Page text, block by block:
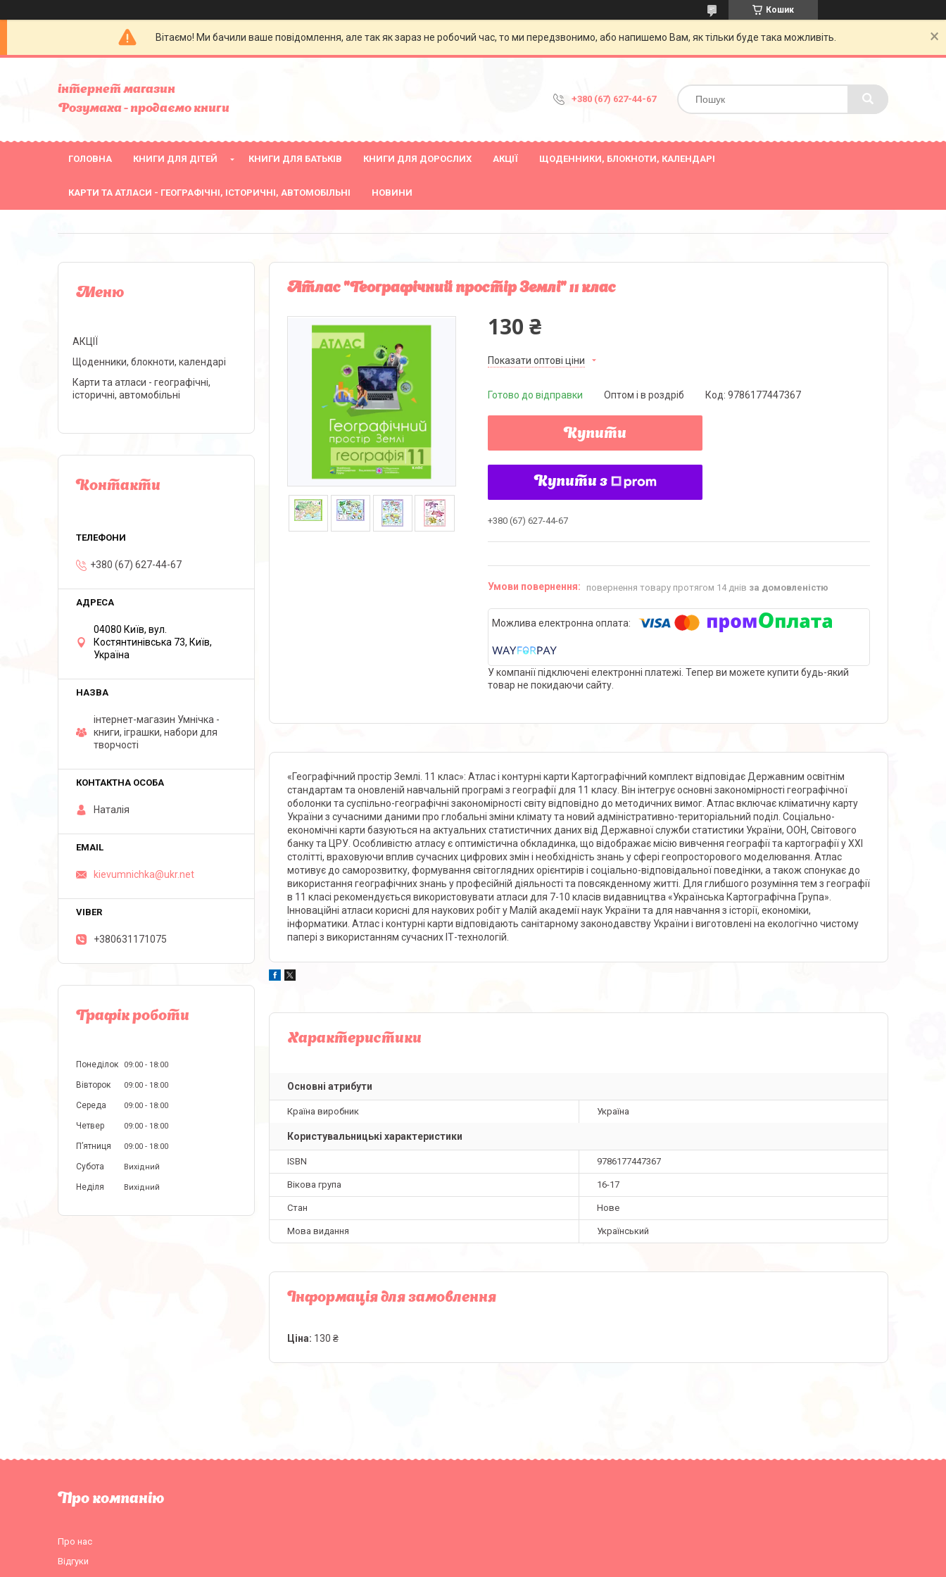
Кошик
Вітаємо! Ми бачили ваше повідомлення, але так як зараз не робочий час, то ми передзвонимо, або напишемо Вам, як тільки буде така можливіть.
інтернет магазин
Розумаха - продаємо книги
+380 (67) 627-44-67
ГОЛОВНА КНИГИ ДЛЯ ДІТЕЙ КНИГИ ДЛЯ БАТЬКІВ КНИГИ ДЛЯ ДОРОСЛИХ АКЦІЇ ЩОДЕННИКИ, БЛОКНОТИ, КАЛЕНДАРІ
КАРТИ ТА АТЛАСИ - ГЕОГРАФІЧНІ, ІСТОРИЧНІ, АВТОМОБІЛЬНІ НОВИНИ
Атлас "Географічний простір Землі" 11 клас
130 ₴
Показати оптові ціни
Готово до відправки Оптом і в роздріб Код: 9786177447367
Купити
Купити з
+380 (67) 627-44-67
повернення товару протягом 14 днів за домовленістю
У компанії підключені електронні платежі. Тепер ви можете купити будь-який
товар не покидаючи сайту.
«Географічний простір Землі. 11 клас»: Атлас і контурні карти Картографічний комплект відповідає Державним освітнім
стандартам та оновленій навчальній програмі з географії для 11 класу. Він інтегрує основні закономірності географічної
оболонки та суспільно-географічні закономірності світу відповідно до методичних вимог. Атлас включає кліматичну карту
України з сучасними даними про глобальні зміни клімату та новий адміністративно-територіальний поділ. Соціально-
економічні карти базуються на актуальних статистичних даних від Державної служби статистики України, ООН, Світового
банку та ЦРУ. Особливістю атласу є оптимістична обкладинка, що відображає місію вивчення географії та картографії у ХХІ
столітті, враховуючи вплив сучасних цифрових змін і необхідність знань у сфері геопросторового моделювання. Атлас
мотивує до саморозвитку, формування світоглядних орієнтирів і соціально-відповідальної поведінки, а також спонукає до
використання географічних знань у професійній діяльності та повсякденному житті. Для глибшого розуміння тем з географії
в 11 класі рекомендується використовувати атласи для 7-10 класів видавництва «Українська Картографічна Група».
Інноваційні атласи корисні для наукових робіт у Малій академії наук України та для навчання з історії, економіки,
інформатики. Атлас і контурні карти відповідають санітарному законодавству України і виготовлені на екологічно чистому
папері з використанням сучасних ІТ-технологій.
Характеристики
Основні атрибути
Країна виробник Україна
Користувальницькі характеристики
ISBN 9786177447367
Вікова група 16-17
Стан Нове
Мова видання Український
Інформація для замовлення
Ціна: 130 ₴
АКЦІЇ
Щоденники, блокноти, календарі
Карти та атласи - географічні,
історичні, автомобільні
Контакти
+380 (67) 627-44-67
04080 Київ, вул.
Костянтинівська 73, Київ,
Україна
інтернет-магазин Умнічка -
книги, іграшки, набори для
творчості
Наталія
kievumnichka@ukr.net
+380631171075
Графік роботи
Понеділок 09:00 18:00
Вівторок 09:00 18:00
Середа 09:00 18:00
Четвер 09:00 18:00
Пʼятниця 09:00 18:00
Субота Вихідний
Неділя Вихідний
Про компанію
Про нас
Відгуки